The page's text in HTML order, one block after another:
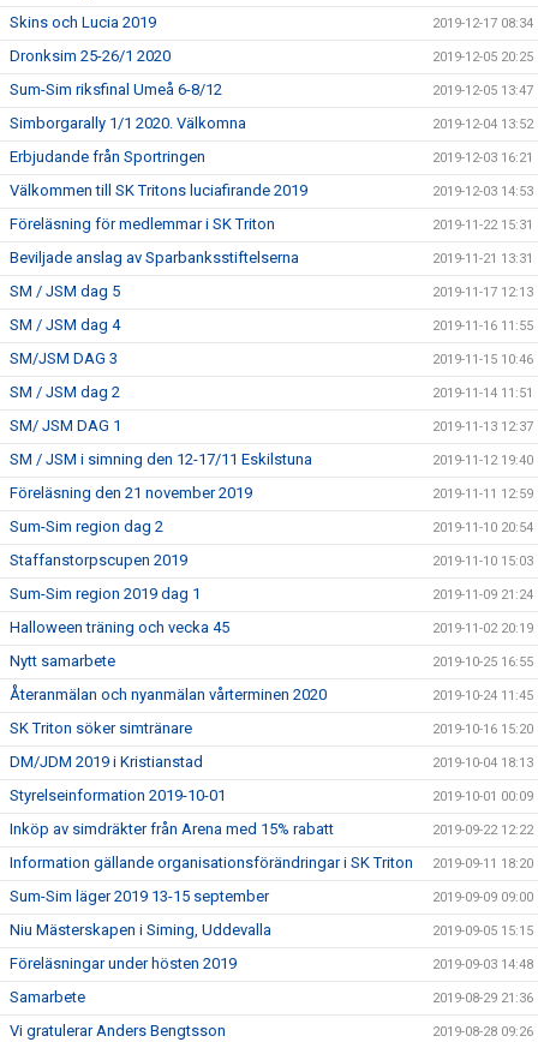
Skins och Lucia 2019 2019-12-17 08:34
Dronksim 25-26/1 2020 2019-12-05 20:25
Sum-Sim riksfinal Umeå 6-8/12 2019-12-05 13:47
Simborgarally 1/1 2020. Välkomna 2019-12-04 13:52
Erbjudande från Sportringen 2019-12-03 16:21
Välkommen till SK Tritons luciafirande 2019 2019-12-03 14:53
Föreläsning för medlemmar i SK Triton 2019-11-22 15:31
Beviljade anslag av Sparbanksstiftelserna 2019-11-21 13:31
SM / JSM dag 5 2019-11-17 12:13
SM / JSM dag 4 2019-11-16 11:55
SM/JSM DAG 3 2019-11-15 10:46
SM / JSM dag 2 2019-11-14 11:51
SM/ JSM DAG 1 2019-11-13 12:37
SM / JSM i simning den 12-17/11 Eskilstuna 2019-11-12 19:40
Föreläsning den 21 november 2019 2019-11-11 12:59
Sum-Sim region dag 2 2019-11-10 20:54
Staffanstorpscupen 2019 2019-11-10 15:03
Sum-Sim region 2019 dag 1 2019-11-09 21:24
Halloween träning och vecka 45 2019-11-02 20:19
Nytt samarbete 2019-10-25 16:55
Återanmälan och nyanmälan vårterminen 2020 2019-10-24 11:45
SK Triton söker simtränare 2019-10-16 15:20
DM/JDM 2019 i Kristianstad 2019-10-04 18:13
Styrelseinformation 2019-10-01 2019-10-01 00:09
Inköp av simdräkter från Arena med 15% rabatt 2019-09-22 12:22
Information gällande organisationsförändringar i SK Triton 2019-09-11 18:20
Sum-Sim läger 2019 13-15 september 2019-09-09 09:00
Niu Mästerskapen i Siming, Uddevalla 2019-09-05 15:15
Föreläsningar under hösten 2019 2019-09-03 14:48
Samarbete 2019-08-29 21:36
Vi gratulerar Anders Bengtsson 2019-08-28 09:26